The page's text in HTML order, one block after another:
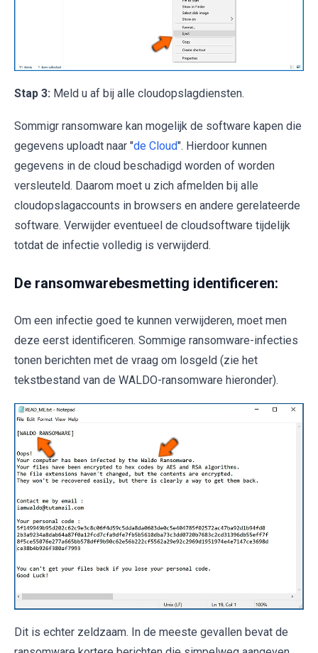
Stap 3: Meld u af bij alle cloudopslagdiensten.
Sommigr ransomware kan mogelijk de software kapen die
gegevens uploadt naar "de Cloud". Hierdoor kunnen
gegevens in de cloud beschadigd worden of worden
versleuteld. Daarom moet u zich afmelden bij alle
cloudopslagaccounts in browsers en andere gerelateerde
software. Verwijder eventueel de cloudsoftware tijdelijk
totdat de infectie volledig is verwijderd.
De ransomwarebesmetting identificeren:
Om een infectie goed te kunnen verwijderen, moet men
deze eerst identificeren. Sommige ransomware-infecties
tonen berichten met de vraag om losgeld (zie het
tekstbestand van de WALDO-ransomware hieronder).
Dit is echter zeldzaam. In de meeste gevallen bevat de